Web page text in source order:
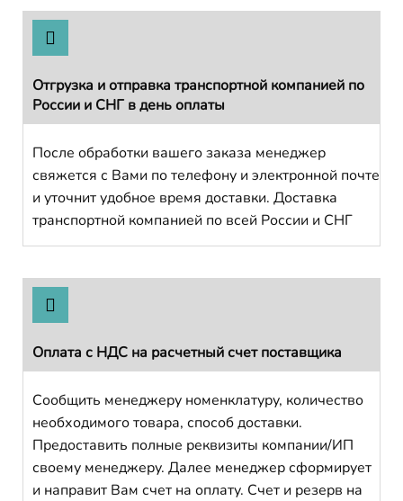
Отгрузка и отправка транспортной компанией по
России и СНГ в день оплаты
После обработки вашего заказа менеджер
свяжется с Вами по телефону и электронной почте
и уточнит удобное время доставки. Доставка
транспортной компанией по всей России и СНГ
Оплата с НДС на расчетный счет поставщика
Сообщить менеджеру номенклатуру, количество
необходимого товара, способ доставки.
Предоставить полные реквизиты компании/ИП
своему менеджеру. Далее менеджер сформирует
и направит Вам счет на оплату. Счет и резерв на